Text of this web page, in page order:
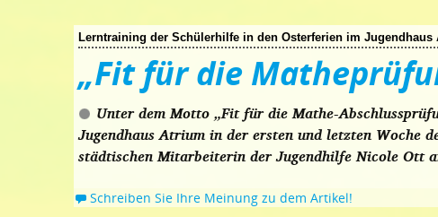
Lerntraining der Schülerhilfe in den Osterferien im Jugendhaus
„Fit für die
Unter dem Motto „Fit für die Mathe-
Jugendhaus Atrium in der ersten und letzten
städtischen Mitarbeiterin der Jugendhilfe Nicole Ott
Schreiben Sie Ihre Meinung zu dem Artikel!